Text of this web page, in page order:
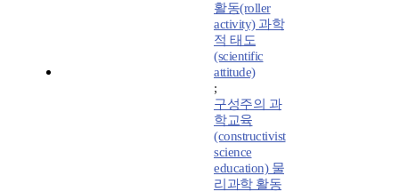
활동(roller
activity) 과학
적 태도
(scientific
attitude)
;
구성주의 과
학교육
(constructivist
science
education) 물
리과학 활동